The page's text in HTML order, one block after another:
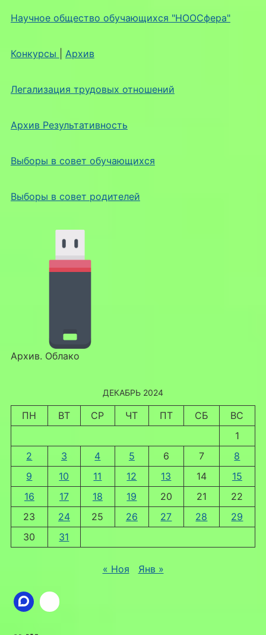
Научное общество обучающихся "НООСфера"
Конкурсы Архив
Легализация трудовых отношений
Архив Результативность
Выборы в совет обучающихся
Выборы в совет родителей
Архив. Облако
ДЕКАБРЬ 2024
ПН ВТ СР ЧТ ПТ СБ
ВС
1
2
3 4 5 6 7
8
9
10 11 12 13 14
15
16
17 18 19 20 21
22
23
24 25 26 27 28
29
30
31
« Ноя Янв »